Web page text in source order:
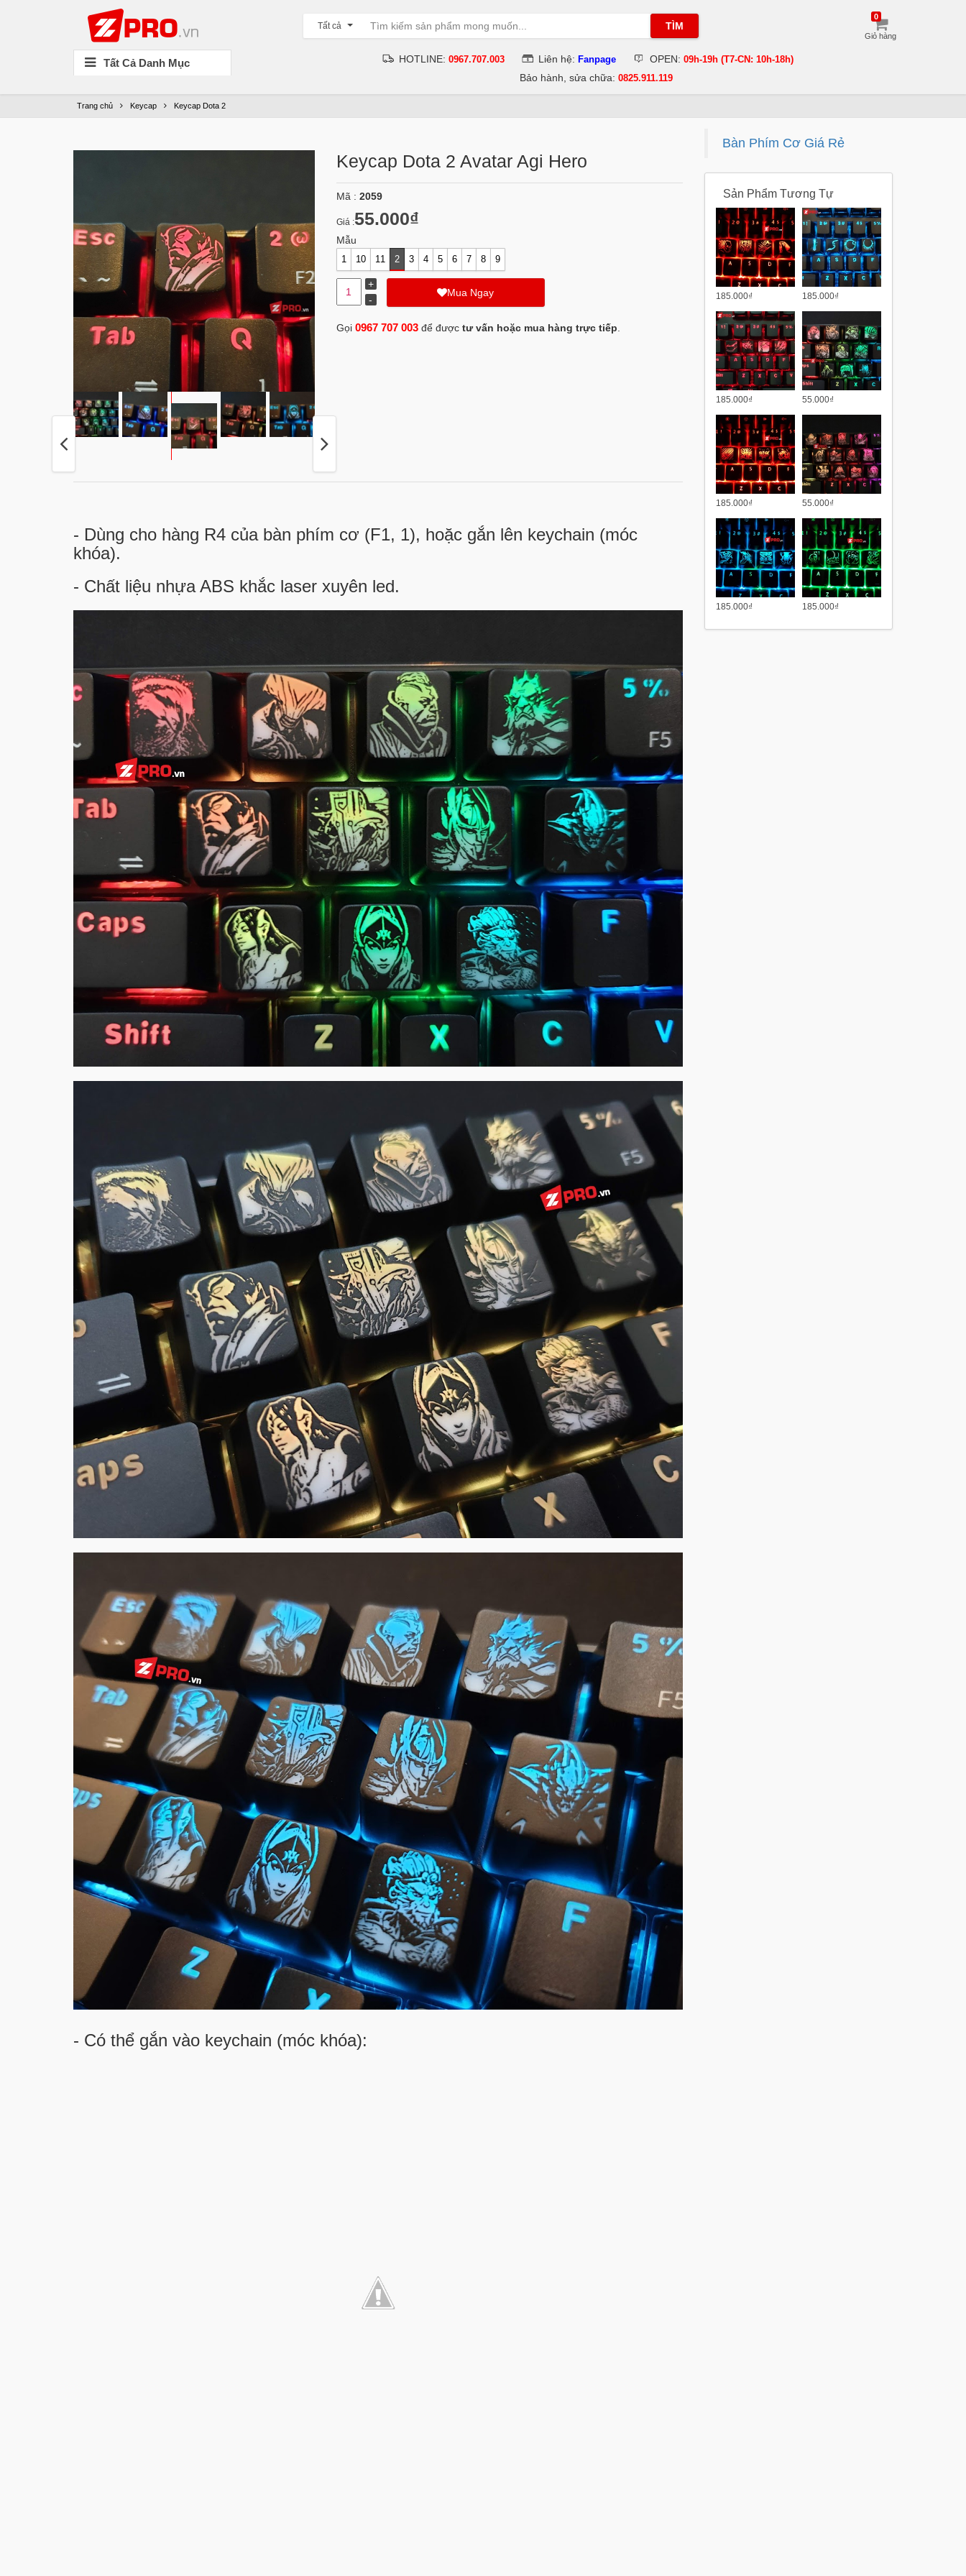
Tất cả TÌM
Giỏ hàng
0
Tất Cả Danh Mục HOTLINE:0967.707.003 Liên hệ:Fanpage OPEN:09h-19h (T7-CN: 10h-18h)
Bảo hành, sửa chữa:0825.911.119
Trang chủ Keycap Keycap Dota 2
Keycap Dota 2 Avatar Agi Hero
Mã : 2059
Giá :55.000₫
Mẫu
1 10 11 2 3 4 5 6 7 8 9
Mua Ngay
Gọi 0967 707 003để được tư vấn hoặc mua hàng trực tiếp
- Dùng cho hàng R4 của bàn phím cơ (F1, 1), hoặc gắn lên keychain (móc
khóa).
- Chất liệu nhựa ABS khắc laser xuyên led.
- Có thể gắn vào keychain (móc khóa):
Bàn Phím Cơ Giá Rẻ
Sản Phẩm Tương Tự
185.000₫ 185.000₫
185.000₫ 55.000₫
185.000₫ 55.000₫
185.000₫ 185.000₫